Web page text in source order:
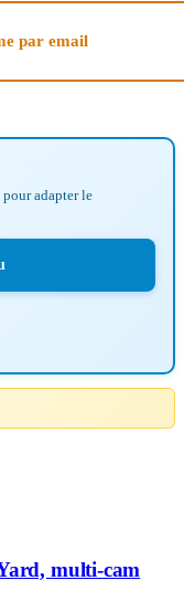
par email
adapter le
multi-cam